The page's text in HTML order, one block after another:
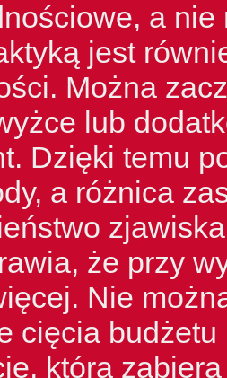
a nie
jest
Można
lub
Dzięki temu
a różnica
że przy
Nie
cięcia
która